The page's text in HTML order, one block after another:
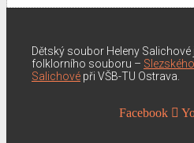
Dětský soubor Heleny
folklorního souboru –
Salichové při VŠB-TU Ostrava.
Facebook